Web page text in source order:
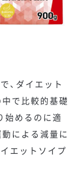
、ダイエット
で比較的基礎
始めるのに適
による減量に
エットソイプ